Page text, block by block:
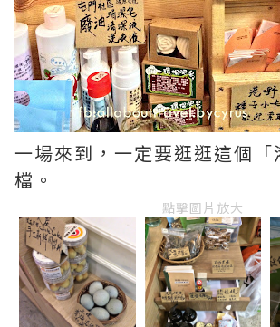
一場來到，一定要逛逛這個「
檔。
點擊圖片放大